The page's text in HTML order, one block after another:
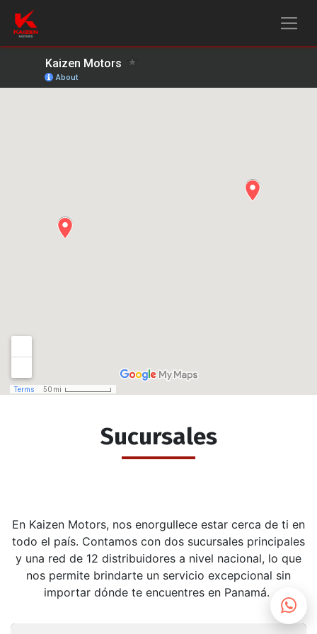
Sucursales
En Kaizen Motors, nos enorgullece estar cerca de ti en
todo el país. Contamos con dos sucursales principales
y una red de 12 distribuidores a nivel nacional, lo que
nos permite brindarte un servicio excepcional sin
importar dónde te encuentres en Panamá.